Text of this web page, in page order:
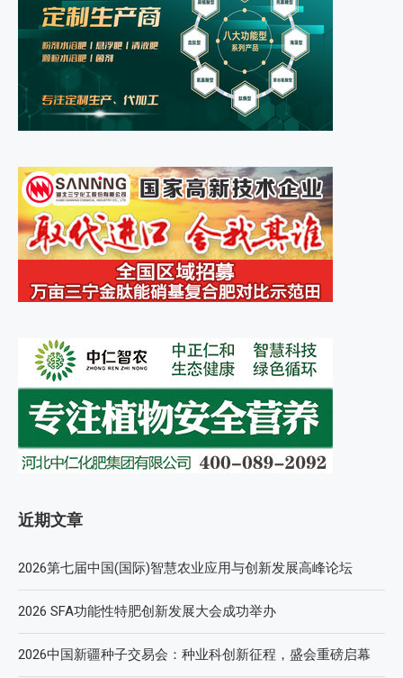
近期文章
2026第七届中国(国际)智慧农业应用与创新发展高峰论坛
2026 SFA功能性特肥创新发展大会成功举办
2026中国新疆种子交易会：种业科创新征程，盛会重磅启幕